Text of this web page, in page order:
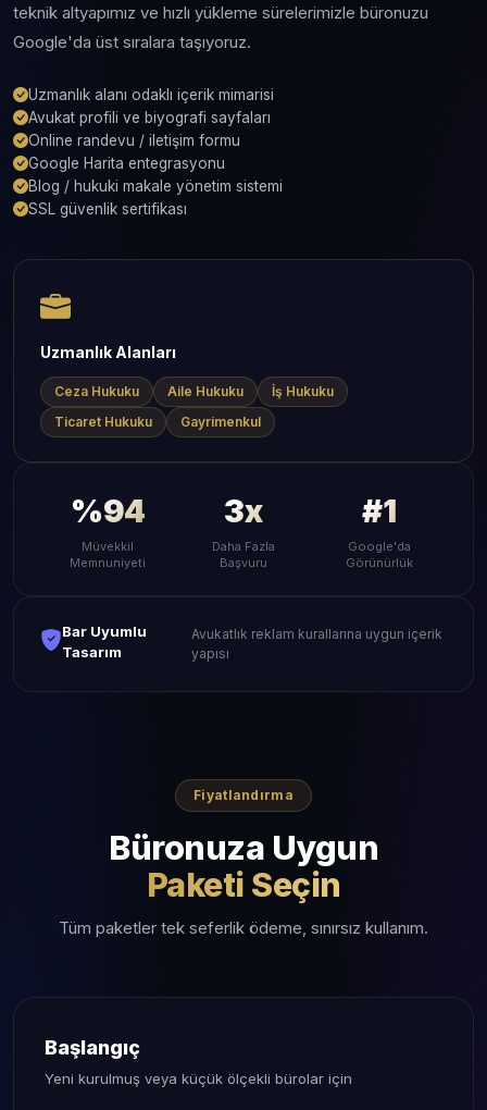
teknik altyapımız ve hızlı yükleme sürelerimizle büronuzu
Google'da üst sıralara taşıyoruz.
Uzmanlık alanı odaklı içerik mimarisi
Avukat profili ve biyografi sayfaları
Online randevu / iletişim formu
Google Harita entegrasyonu
Blog / hukuki makale yönetim sistemi
SSL güvenlik sertifikası
Uzmanlık Alanları
Ceza Hukuku Aile Hukuku
İş Hukuku
Ticaret Hukuku
Gayrimenkul
%94
Müvekkil
Memnuniyeti
3x
Daha Fazla
Başvuru
#1
Google'da
Görünürlük
Bar Uyumlu
Tasarım
Avukatlık reklam kurallarına uygun içerik
yapısı
Fiyatlandırma
Büronuza Uygun
Paketi Seçin
Tüm paketler tek seferlik ödeme, sınırsız kullanım.
Başlangıç
Yeni kurulmuş veya küçük ölçekli bürolar için